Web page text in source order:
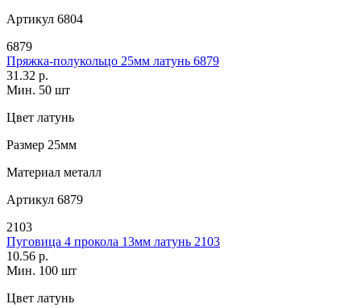
Артикул 6804
6879
Пряжка-полукольцо 25мм латунь 6879
31.32 р.
Мин. 50 шт
Цвет латунь
Размер 25мм
Материал металл
Артикул 6879
2103
Пуговица 4 прокола 13мм латунь 2103
10.56 р.
Мин. 100 шт
Цвет латунь